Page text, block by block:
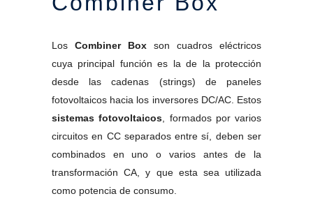
Los Combiner Box son cuadros eléctricos
cuya principal función es la de la protección
desde las cadenas (strings) de paneles
fotovoltaicos hacia los inversores DC/AC. Estos
sistemas fotovoltaicos , formados por varios
circuitos en CC separados entre sí, deben ser
combinados en uno o varios antes de la
transformación CA, y que esta sea utilizada
como potencia de consumo.